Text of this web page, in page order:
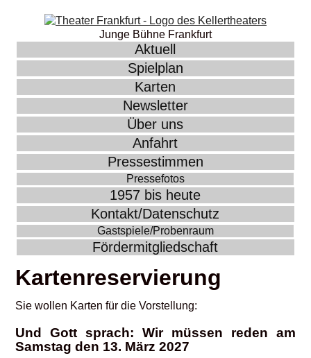
Junge Bühne Frankfurt
Aktuell
Spielplan
Karten
Newsletter
Über uns
Anfahrt
Pressestimmen
Pressefotos
1957 bis heute
Kontakt/Datenschutz
Gastspiele/Probenraum
Fördermitgliedschaft
Kartenreservierung
Sie wollen Karten für die Vorstellung:
Und Gott sprach: Wir müssen reden am
Samstag den 13. März 2027